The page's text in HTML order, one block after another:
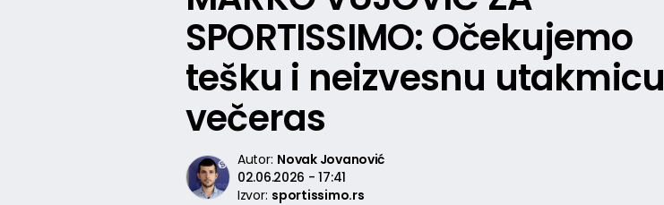
SPORTISSIMO: Očekujemo
tešku i neizvesnu utakmicu
večeras
Autor: Novak Jovanović
02.06.2026 - 17:41
Izvor: sportissimo.rs